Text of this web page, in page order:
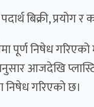
बिक्री, प्रयोग र
पूर्ण निषेध
आजदेखि
निषेध गरिएको छ।